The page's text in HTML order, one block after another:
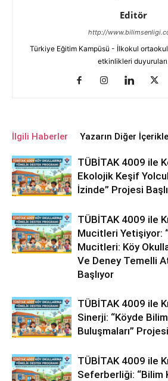
Editör
http://
Türkiye Eğitim Kampüsü - İlkokul
etkinlikleri duyuruları.
İlgili Haberler Yazarın Diğer
TÜBİTAK 4009 ile
Ekolojik Keşif
İzinde” Projesi
TÜBİTAK 4009 ile
Mucitleri Yetişiyor:
Mucitleri: Köy
Ve Deney Temelli
Başlıyor
TÜBİTAK 4009 ile
Sinerji: “Köyde
Buluşmaları”
TÜBİTAK 4009 ile
Seferberliği: “Bilim